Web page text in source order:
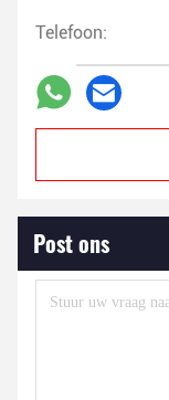
Telefoon:
Post ons